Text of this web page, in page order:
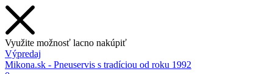
Využite možnosť lacno nakúpiť
Výpredaj
Mikona.sk - Pneuservis s tradíciou od roku 1992